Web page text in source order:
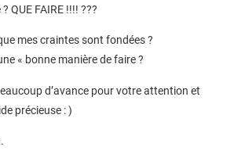
QUE FAIRE !!!! ???
mes craintes sont fondées ?
« bonne manière de faire ?
d’avance pour votre attention et
précieuse : )